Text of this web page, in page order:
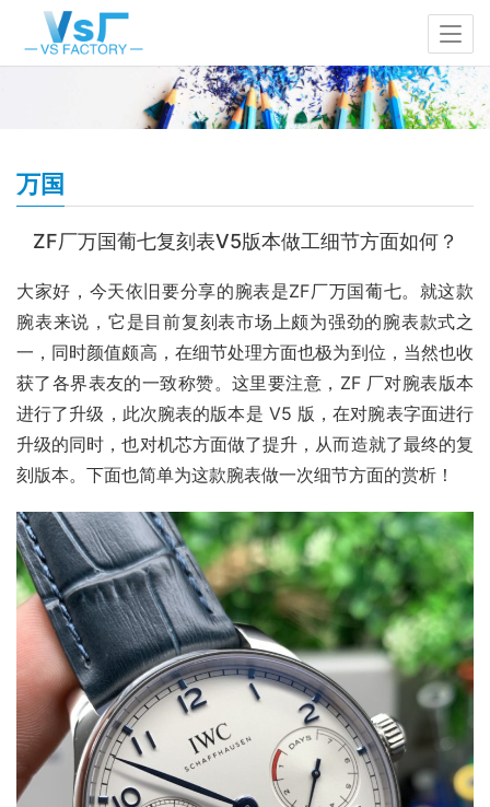
万国
ZF厂万国葡七复刻表V5版本做工细节方面如何？
大家好，今天依旧要分享的腕表是ZF厂万国葡七。就这款
腕表来说，它是目前复刻表市场上颇为强劲的腕表款式之
一，同时颜值颇高，在细节处理方面也极为到位，当然也收
获了各界表友的一致称赞。这里要注意，ZF 厂对腕表版本
进行了升级，此次腕表的版本是 V5 版，在对腕表字面进行
升级的同时，也对机芯方面做了提升，从而造就了最终的复
刻版本。下面也简单为这款腕表做一次细节方面的赏析！